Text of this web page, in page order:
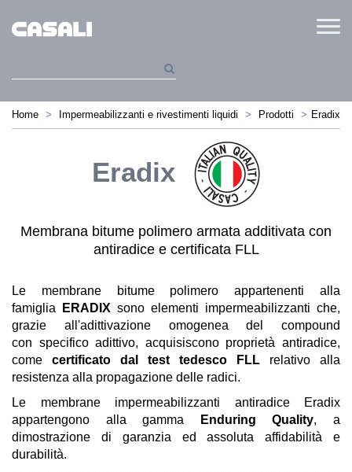
Home Impermeabilizzanti e rivestimenti liquidi Prodotti Eradix
Eradix
Membrana bitume polimero armata additivata con
antiradice e certificata FLL
Le membrane bitume polimero appartenenti alla
famiglia
ERADIX sono elementi impermeabilizzanti che,
grazie all'adittivazione omogenea del compound
con specifico adittivo, acquisiscono proprietà antiradice,
come certificato dal test tedesco FLL relativo alla
resistenza alla propagazione delle radici.
Le membrane impermeabilizzanti antiradice Eradix
appartengono alla gamma
Enduring Quality, a
dimostrazione di garanzia ed assoluta affidabilità e
durabilità.